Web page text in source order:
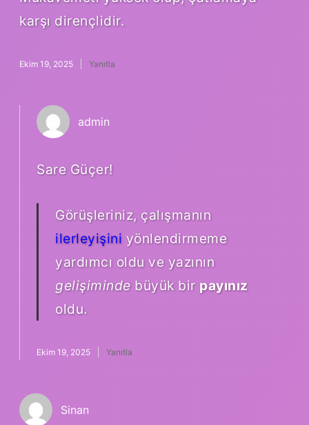
karşı dirençlidir.
Ekim 19, 2025 Yanıtla
admin
Sare Güçer!
Görüşleriniz, çalışmanın
ilerleyişini yönlendirmeme
yardımcı oldu ve yazının
gelişimindebüyük bir payınız
oldu.
Ekim 19, 2025 Yanıtla
Sinan